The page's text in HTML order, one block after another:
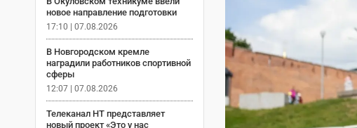
новое направление подготовки
17:10 | 07.08.2026
В Новгородском кремле
наградили работников спортивной
сферы
12:07 | 07.08.2026
Телеканал НТ представляет
новый проект «Это у нас